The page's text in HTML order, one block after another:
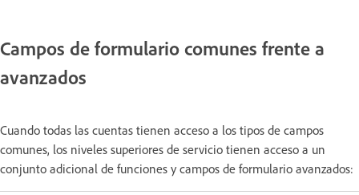
Campos de formulario comunes frente a
avanzados
Cuando todas las cuentas tienen acceso a los tipos de campos
comunes, los niveles superiores de servicio tienen acceso a un
conjunto adicional de funciones y campos de formulario avanzados: